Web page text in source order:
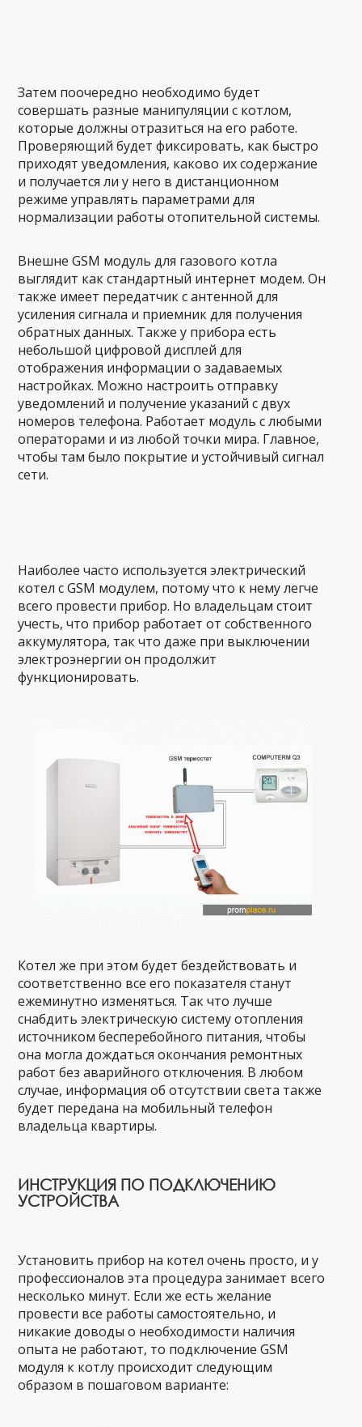
Затем поочередно необходимо будет
совершать разные манипуляции с котлом,
которые должны отразиться на его работе.
Проверяющий будет фиксировать, как быстро
приходят уведомления, каково их содержание
и получается ли у него в дистанционном
режиме управлять параметрами для
нормализации работы отопительной системы.
Внешне GSM модуль для газового котла
выглядит как стандартный интернет модем. Он
также имеет передатчик с антенной для
усиления сигнала и приемник для получения
обратных данных. Также у прибора есть
небольшой цифровой дисплей для
отображения информации о задаваемых
настройках. Можно настроить отправку
уведомлений и получение указаний с двух
номеров телефона. Работает модуль с любыми
операторами и из любой точки мира. Главное,
чтобы там было покрытие и устойчивый сигнал
сети.
Наиболее часто используется электрический
котел с GSM модулем, потому что к нему легче
всего провести прибор. Но владельцам стоит
учесть, что прибор работает от собственного
аккумулятора, так что даже при выключении
электроэнергии он продолжит
функционировать.
Котел же при этом будет бездействовать и
соответственно все его показателя станут
ежеминутно изменяться. Так что лучше
снабдить электрическую систему отопления
источником бесперебойного питания, чтобы
она могла дождаться окончания ремонтных
работ без аварийного отключения. В любом
случае, информация об отсутствии света также
будет передана на мобильный телефон
владельца квартиры.
ИНСТРУКЦИЯ ПО ПОДКЛЮЧЕНИЮ
УСТРОЙСТВА
Установить прибор на котел очень просто, и у
профессионалов эта процедура занимает всего
несколько минут. Если же есть желание
провести все работы самостоятельно, и
никакие доводы о необходимости наличия
опыта не работают, то подключение GSM
модуля к котлу происходит следующим
образом в пошаговом варианте: